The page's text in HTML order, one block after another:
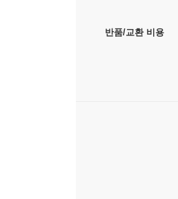
반품/교환 비용